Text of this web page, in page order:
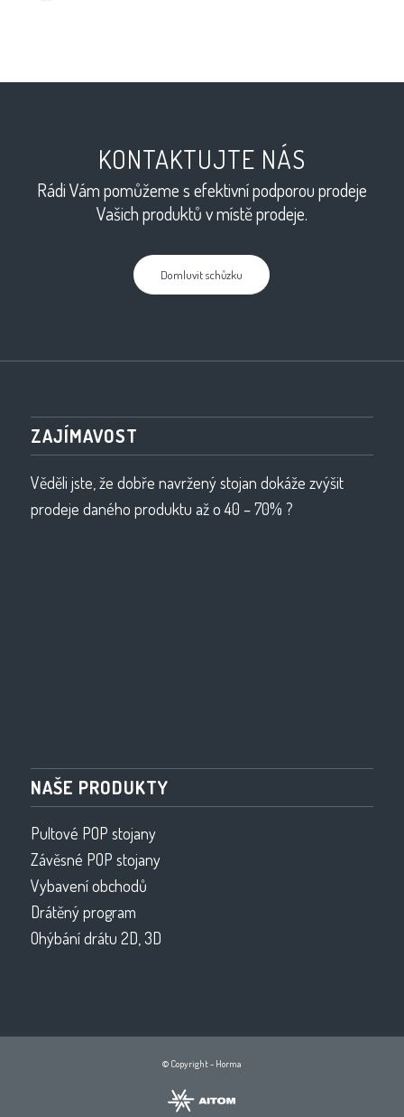
KONTAKTUJTE NÁS
Rádi Vám pomůžeme s efektivní podporou prodeje
Vašich produktů v místě prodeje.
Domluvit schůzku
ZAJÍMAVOST
Věděli jste, že dobře navržený stojan dokáže zvýšit
prodeje daného produktu až o 40 – 70% ?
NAŠE PRODUKTY
Pultové POP stojany
Závěsné POP stojany
Vybavení obchodů
Drátěný program
Ohýbání drátu 2D, 3D
© Copyright - Horma